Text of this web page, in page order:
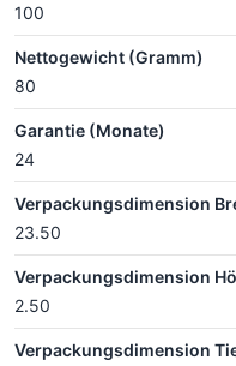
100
Nettogewicht (Gramm)
80
Garantie (Monate)
24
Verpackungsdimension
23.50
Verpackungsdimension
2.50
Verpackungsdimension